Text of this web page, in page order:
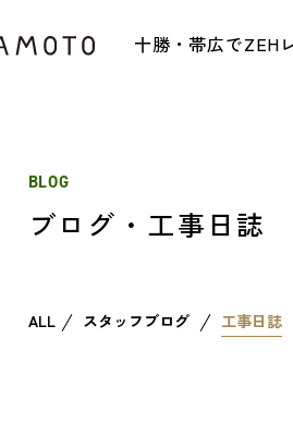
十勝・帯広でZEH
BLOG
ブログ・工事日誌
ALL スタッフブログ 工事日誌